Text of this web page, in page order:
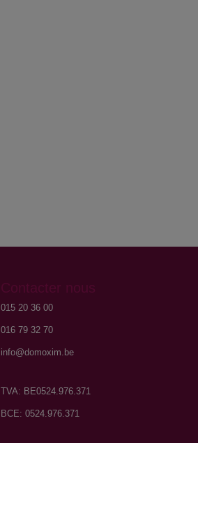
Contacter nous
015 20 36 00
016 79 32 70
info@domoxim.be
TVA: BE0524.976.371
BCE: 0524.976.371